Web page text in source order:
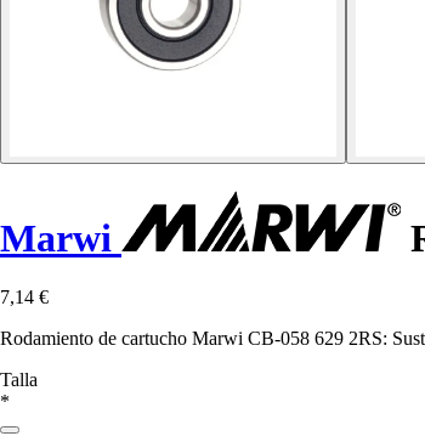
Marwi
7,14 €
Rodamiento de cartucho Marwi CB-058 629 2RS:
Talla
*